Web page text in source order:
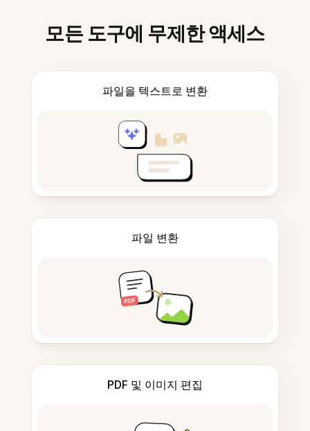
모든 도구에 무제한 액세스
파일을 텍스트로 변환
파일 변환
PDF 및 이미지 편집